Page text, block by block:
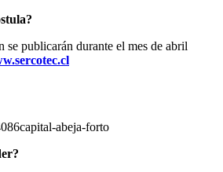
se publicarán durante el mes de abril